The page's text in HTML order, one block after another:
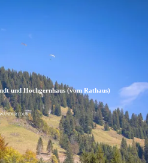
und Hochgernhaus (vom Rathaus)
WANDERTOUR